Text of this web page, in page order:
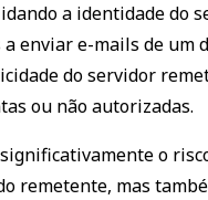
a identidade do
enviar e-mails de
do servidor
ou não autorizadas.
o
remetente, mas